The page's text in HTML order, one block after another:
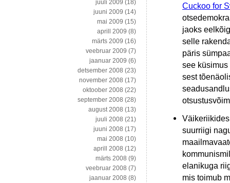
Cuckoo for
jaoks
selle
päris
see
sest
suurriigi
elanikuga
mis toimub
juuli 2009 (18)
juuni 2009 (14)
mai 2009 (15)
aprill 2009 (8)
märts 2009 (16)
veebruar 2009 (7)
jaanuar 2009 (6)
detsember 2008 (23)
november 2008 (17)
oktoober 2008 (22)
september 2008 (28)
august 2008 (13)
juuli 2008 (21)
juuni 2008 (17)
mai 2008 (10)
aprill 2008 (12)
märts 2008 (9)
veebruar 2008 (7)
jaanuar 2008 (8)